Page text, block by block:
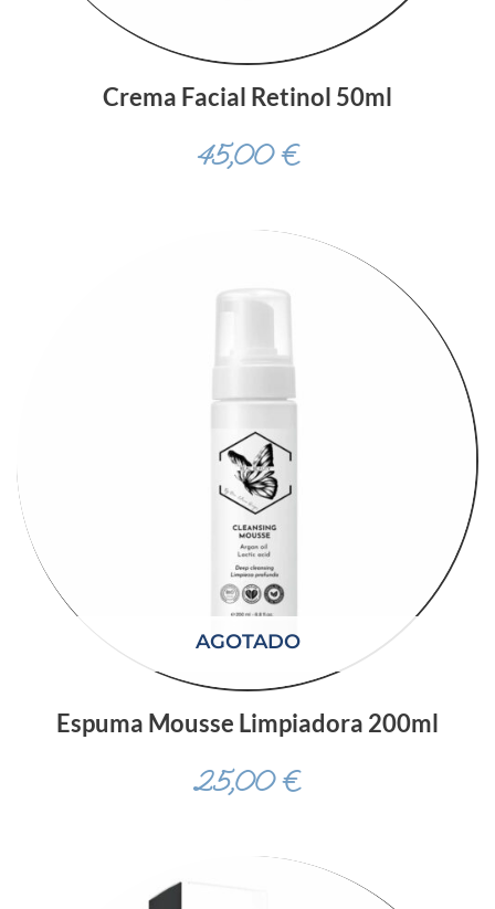
Crema Facial Retinol 50ml
45,00€
AGOTADO
Espuma Mousse Limpiadora 200ml
25,00€